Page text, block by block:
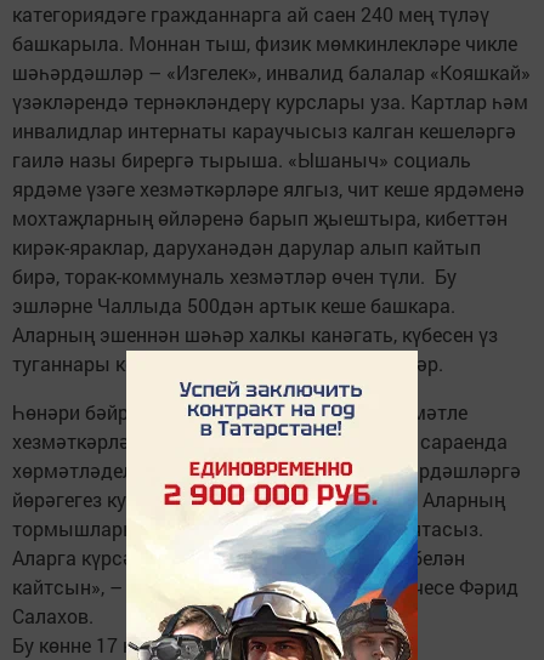
категориядәге гражданнарга ай саен 240 мең түләү
башкарыла. Моннан тыш, физик мөмкинлекләре чикле
шәһәрдәшләр – «Изгелек», инвалид балалар «Кояшкай»
үзәкләрендә тернәкләндерү курслары уза. Картлар һәм
инвалидлар интернаты караучысыз калган кешеләргә
гаилә назы бирергә тырыша. «Ышаныч» социаль
ярдәме үзәге хезмәткәрләре ялгыз, чит кеше ярдәменә
мохтаҗларның өйләренә барып җыештыра, кибеттән
кирәк-яраклар, даруханәдән дарулар алып кайтып
бирә, торак-коммуналь хезмәтләр өчен түли. Бу
эшләрне Чаллыда 500дән артык кеше башкара.
Аларның эшеннән шәһәр халкы канәгать, күбесен үз
туганнары кебек яраталар һәм хөрмәт итәләр.
Һөнәри бәйрәмнәре алдыннан әлеге мәрхәмәтле
хезмәткәрләрнең иң уңганнарын Тантанлар сараенда
хөрмәтләделәр. «Сез ярдәмгә мохтаҗ шәһәрдәшләргә
йөрәгегез кушуы буенча хезмәт күрсәтәсез. Аларның
тормышларын ямьлисез, киләчәккә өмет уятасыз.
Аларга күрсәткән игелегегез үзегезгә меңе белән
кайтсын», – диде башкарма комитет җитәкчесе Фәрид
Салахов.
Бу көнне 17 кеше республика һәм шәһәрнең